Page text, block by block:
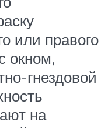
или правого
окном,
гнездовой
на